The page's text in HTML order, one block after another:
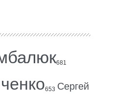
681
653 Сергей